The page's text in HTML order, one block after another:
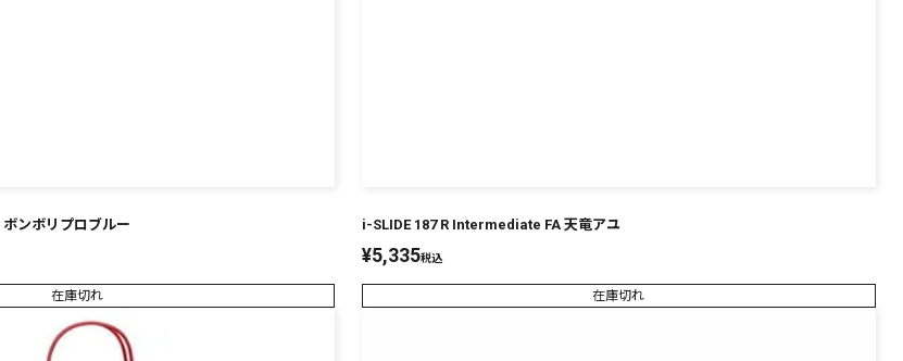
ンボリプロブルー
在庫切れ
i-SLIDE 187 R Intermediate FA 天竜アユ
¥5,335税込
在庫切れ